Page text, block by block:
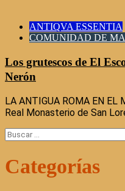
ANTIQVA ESSENTIA
COMUNIDAD DE
Los grutescos de El
Nerón
LA ANTIGUA ROMA EN EL
Real Monasterio de San
Buscar:
Categorías